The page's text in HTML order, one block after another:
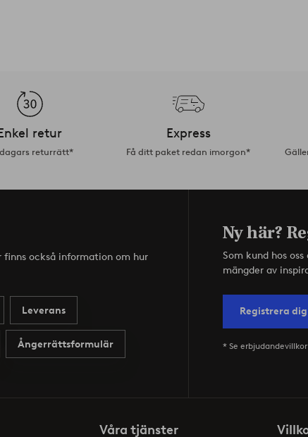
retur
returrätt*
Express
Få ditt paket redan imorgon*
finns också information om hur
Leverans
Ångerrättsformulär
Ny här?
Som kund hos
mängder av
Registrera dig
* Se
Våra tjänster